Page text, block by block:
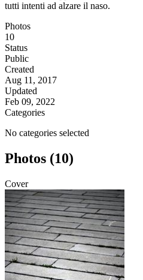
tutti intenti ad alzare il naso.
Photos
10
Status
Public
Created
Aug 11, 2017
Updated
Feb 09, 2022
Categories
No categories selected
Photos (10)
Cover